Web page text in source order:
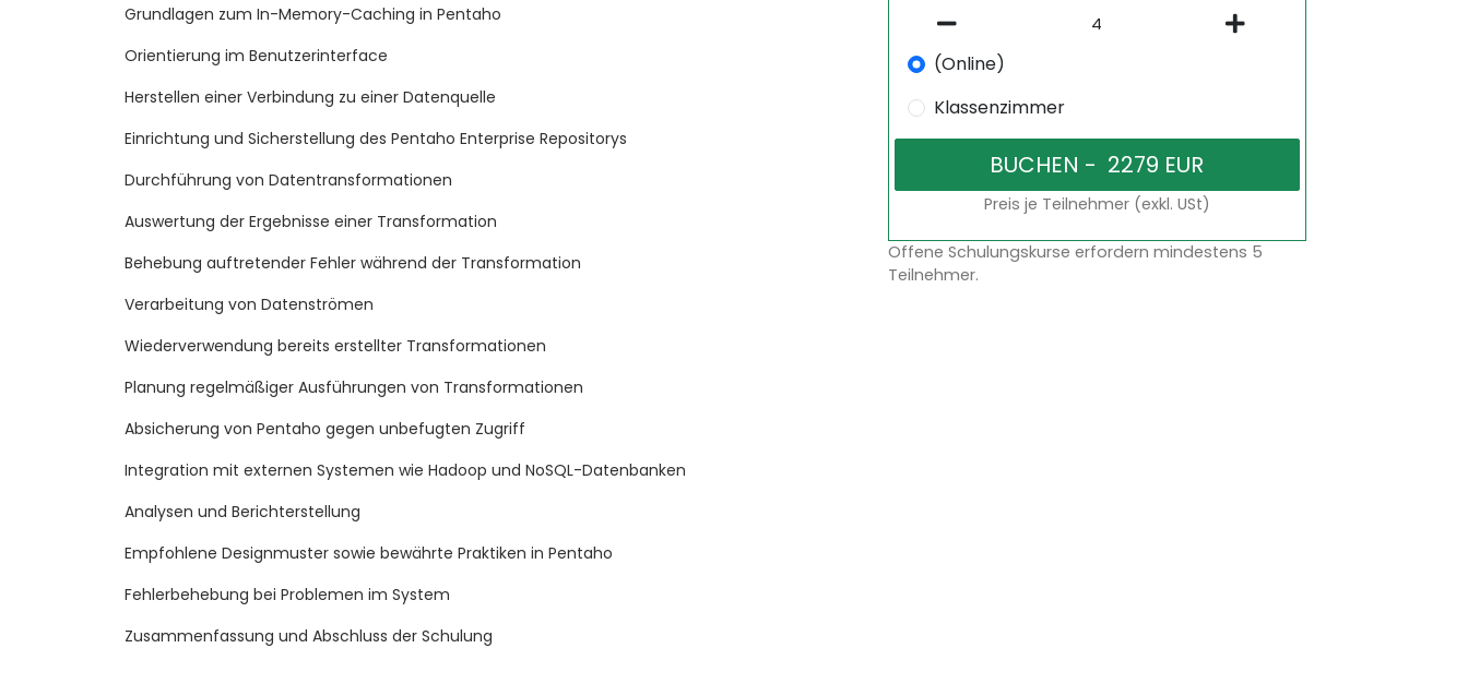
Grundlagen zum In-Memory-Caching in Pentaho
Orientierung im Benutzerinterface
Herstellen einer Verbindung zu einer Datenquelle
Einrichtung und Sicherstellung des Pentaho Enterprise Repositorys
Durchführung von Datentransformationen
Auswertung der Ergebnisse einer Transformation
Behebung auftretender Fehler während der Transformation
Verarbeitung von Datenströmen
Wiederverwendung bereits erstellter Transformationen
Planung regelmäßiger Ausführungen von Transformationen
Absicherung von Pentaho gegen unbefugten Zugriff
Integration mit externen Systemen wie Hadoop und NoSQL-Datenbanken
Analysen und Berichterstellung
Empfohlene Designmuster sowie bewährte Praktiken in Pentaho
Fehlerbehebung bei Problemen im System
Zusammenfassung und Abschluss der Schulung
(Online)
Klassenzimmer
Preis je Teilnehmer (exkl. USt)
Offene Schulungskurse erfordern mindestens 5
Teilnehmer.